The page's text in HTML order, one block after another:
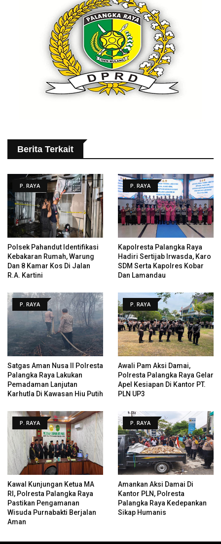
Berita Terkait
P. RAYA
Polsek Pahandut Identifikasi
Kebakaran Rumah, Warung
Dan 8 Kamar Kos Di Jalan
R.A. Kartini
P. RAYA
Kapolresta Palangka Raya
Hadiri Sertijab Irwasda, Karo
SDM Serta Kapolres Kobar
Dan Lamandau
P. RAYA
Satgas Aman Nusa II Polresta
Palangka Raya Lakukan
Pemadaman Lanjutan
Karhutla Di Kawasan Hiu Putih
P. RAYA
Awali Pam Aksi Damai,
Polresta Palangka Raya Gelar
Apel Kesiapan Di Kantor PT.
PLN UP3
P. RAYA
Kawal Kunjungan Ketua MA
RI, Polresta Palangka Raya
Pastikan Pengamanan
Wisuda Purnabakti Berjalan
Aman
P. RAYA
Amankan Aksi Damai Di
Kantor PLN, Polresta
Palangka Raya Kedepankan
Sikap Humanis